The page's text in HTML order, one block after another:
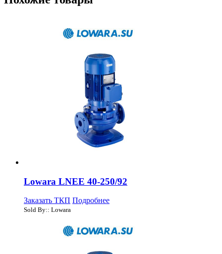
Lowara LNEE 40-250/92
Заказать ТКП Подробнее
Sold By:: Lowara